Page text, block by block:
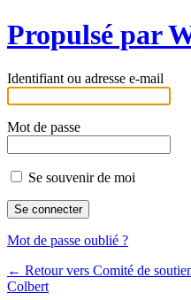
Propulsé par
Identifiant ou adresse e-mail
Mot de passe
Se souvenir de moi
Mot de passe oublié ?
← Retour vers Comité de
Colbert